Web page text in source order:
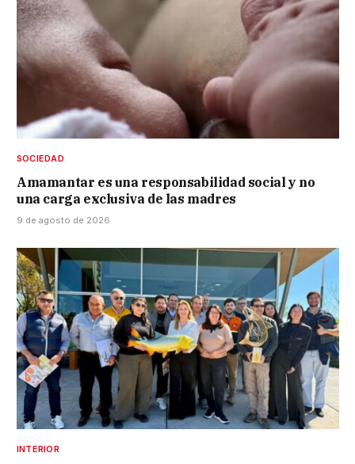
SOCIEDAD
Amamantar es una responsabilidad social y no
una carga exclusiva de las madres
9 de agosto de 2026
INTERIOR